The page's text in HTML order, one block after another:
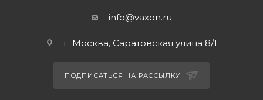
info@vaxon.ru
г. Москва, Саратовская улица 8/1
ПОДПИСАТЬСЯ НА РАССЫЛКУ